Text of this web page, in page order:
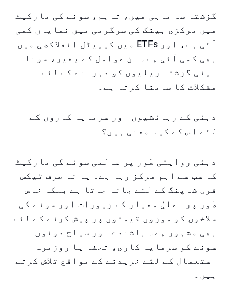
گزشتہ سہ ماہی میں، تاہم، سونے کی مارکیٹ
میں مرکزی بینک کی سرگرمی میں نمایاں کمی
آئی ہے، اور ETFs میں کیپیٹل انفلاکضی میں
بھی کمی آئی ہے۔ ان عوامل کے بغیر، سونا
اپنی گزشتہ ریلیوں کو دہرانے کے لئے
مشکلات کا سامنا کرتا ہے۔
دبئی کے رہائشیوں اور سرمایہ کاروں کے
لئے اس کے کیا معنی ہیں؟
دبئی روایتی طور پر عالمی سونے کی مارکیٹ
کا سب سے اہم مرکز رہا ہے۔ یہ نہ صرف ٹیکس
فری شاپنگ کے لئے جانا جاتا ہے بلکہ خاص
طور پر اعلیٰ معیار کے زیورات اور سونے کی
سلاخوں کو موزوں قیمتوں پر پیش کرنے کے لئے
بھی مشہور ہے۔ باشندے اور سیاح دونوں
سونے کو سرمایہ کاری، تحفہ یا روزمرہ
استعمال کے لئے خریدنے کے مواقع تلاش کرتے
ہیں۔